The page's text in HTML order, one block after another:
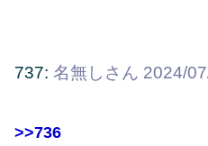
737: 名無しさん 2024/
>>736